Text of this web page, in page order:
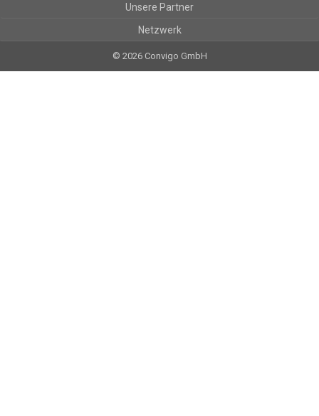
Unsere Partner
Netzwerk
© 2026 Convigo GmbH